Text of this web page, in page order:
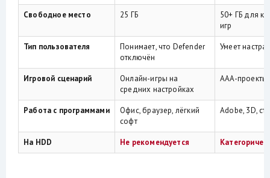
Свободное место 25 ГБ
50+ ГБ для
игр
Тип пользователя
Понимает, что Defender
отключён
Умеет
Игровой сценарий
Онлайн-игры на
средних настройках
AAA-
Работа с программами
Офис, браузер, лёгкий
софт
Adobe, 3D,
На HDD Не рекомендуется